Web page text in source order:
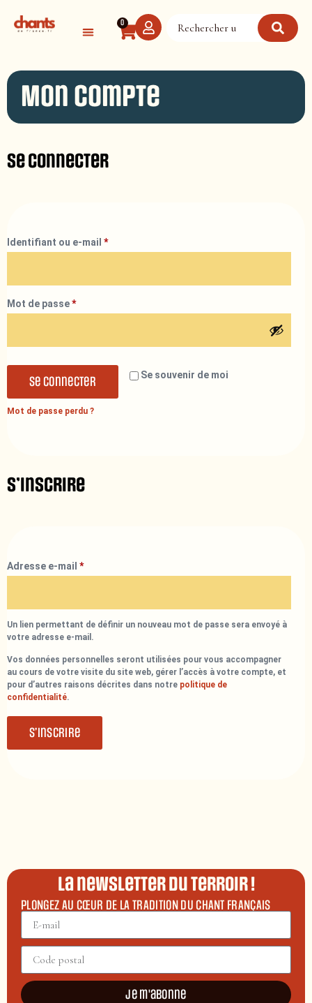
0
Mon compte
Se connecter
Identifiant ou e-mail *
Mot de passe*
Se souvenir de moi
Se connecter
Mot de passe perdu ?
S’inscrire
Adresse e-mail *
Un lien permettant de définir un nouveau mot de passe sera envoyé à
votre adresse e-mail.
Vos données personnelles seront utilisées pour vous accompagner
au cours de votre visite du site web, gérer l’accès à votre compte, et
pour d’autres raisons décrites dans notre politique de
confidentialité.
S’inscrire
La newsletter du terroir !
PLONGEZ AU CŒUR DE LA TRADITION DU CHANT FRANÇAIS
Je m'abonne